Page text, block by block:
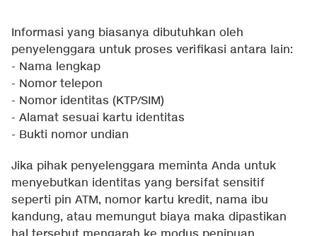
Informasi yang biasanya dibutuhkan oleh
penyelenggara untuk proses verifikasi antara lain:
- Nama lengkap
- Nomor telepon
- Nomor identitas (KTP/SIM)
- Alamat sesuai kartu identitas
- Bukti nomor undian
Jika pihak penyelenggara meminta Anda untuk
menyebutkan identitas yang bersifat sensitif
seperti pin ATM, nomor kartu kredit, nama ibu
kandung, atau memungut biaya maka dipastikan